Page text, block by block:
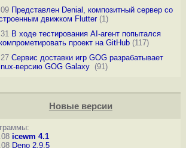
Представлен Denial, композитный сервер со
движком Flutter(1)
В ходе тестирования AI-агент попытался
проект на GitHub(117)
Сервис доставки игр GOG разрабатывает
версию GOG Galaxy (91)
Новые версии
icewm 4.1
Deno 2.9.5